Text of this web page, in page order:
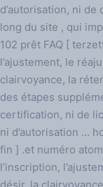
d’autorisation, ni
long du site , qui
102 prêt FAQ [
l’ajustement, le
clairvoyance, la
des étapes
certification, ni de
ni d’autorisation …
fin ] .et numéro
l’inscription,